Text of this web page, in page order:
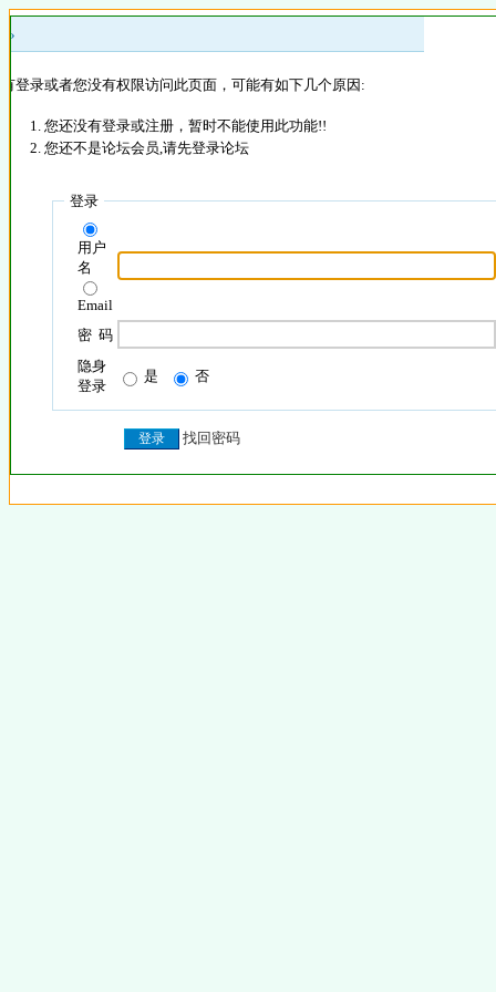
»
登录或者您没有权限访问此页面，可能有如下几个原因:
您还没有登录或注册，暂时不能使用此功能!!
您还不是论坛会员,请先登录论坛
登录
用户
名
Email
密 码
隐身
登录
是 否
找回密码